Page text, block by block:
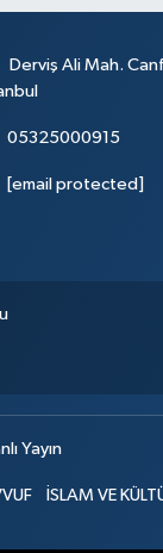
Derviş Ali Mah.
05325000915
[email protected]
Yayın
İSLAM VE